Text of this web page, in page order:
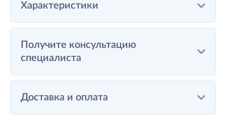
Характеристики
Получите консультацию
специалиста
Доставка и оплата